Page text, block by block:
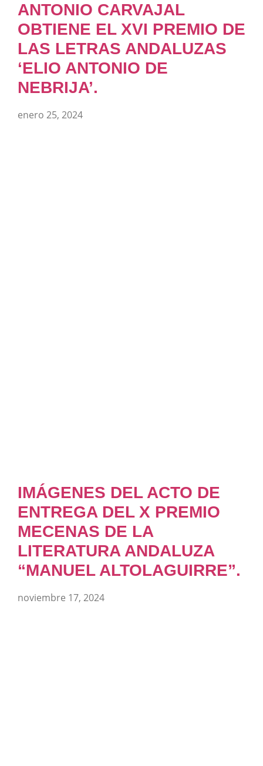
ANTONIO CARVAJAL
OBTIENE EL XVI PREMIO DE
LAS LETRAS ANDALUZAS
‘ELIO ANTONIO DE
NEBRIJA’.
enero 25, 2024
IMÁGENES DEL ACTO DE
ENTREGA DEL X PREMIO
MECENAS DE LA
LITERATURA ANDALUZA
“MANUEL ALTOLAGUIRRE”.
noviembre 17, 2024